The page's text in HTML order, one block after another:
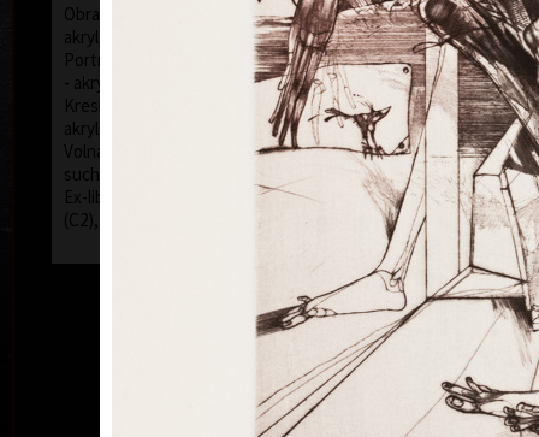
Obrazy (nejčastěji používaná technika kombinovaná -
akryl, olej, tužky, barevné inkousty - plátno, sololit)
Portréty (nejčastěji používaná technika kombinovaná
- akryl, olej, tužky, barevné inkousty - plátno, sololit)
Kresby (nejčastěji používaná technika kombinovaná -
akryl, olej, tužky, barevné inkousty - papír)
Volná grafika (používaná technika kombinovaná -
suchá jehla (C4), rytina (C2), mezzotinta (C7))
Ex-libris (používaná technika kombinovaná - mědiryt
(C2), suchá jehla (C4), mezzotinta (C7))